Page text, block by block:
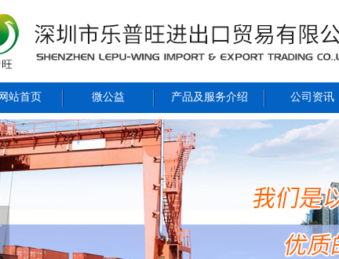
站首页 微公益 产品及服务介绍 公司资讯